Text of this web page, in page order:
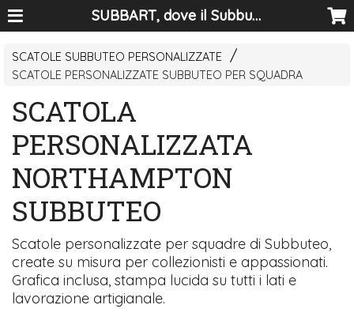
SUBBART, dove il Subbuteo diventa arte
SCATOLE SUBBUTEO PERSONALIZZATE
SCATOLE PERSONALIZZATE SUBBUTEO PER SQUADRA
SCATOLA
PERSONALIZZATA
NORTHAMPTON
SUBBUTEO
Scatole personalizzate per squadre di Subbuteo,
create su misura per collezionisti e appassionati.
Grafica inclusa, stampa lucida su tutti i lati e
lavorazione artigianale.